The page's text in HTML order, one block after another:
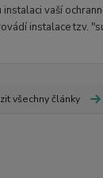
vaší
instalace tzv.
všechny články